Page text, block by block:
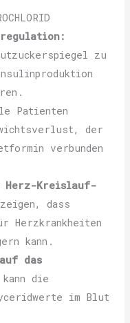
zu
Patienten
der
verbunden
Herz-Kreislauf-
dass
Herzkrankheiten
kann.
das
die
im Blut